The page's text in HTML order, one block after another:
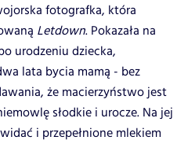
fotografka, która
Letdown. Pokazała na
urodzeniu dziecka,
lata bycia mamą - bez
że macierzyństwo jest
słodkie i urocze. Na jej
i przepełnione mlekiem